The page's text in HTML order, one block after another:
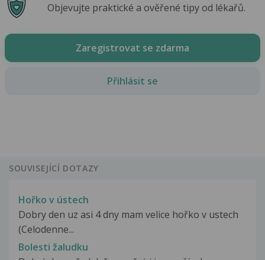
Objevujte praktické a ověřené tipy od lékařů.
Zaregistrovat se zdarma
Přihlásit se
SOUVISEJÍCÍ DOTAZY
Hořko v ústech
Dobry den uz asi 4 dny mam velice hořko v ustech
(Celodenne...
Bolesti žaludku